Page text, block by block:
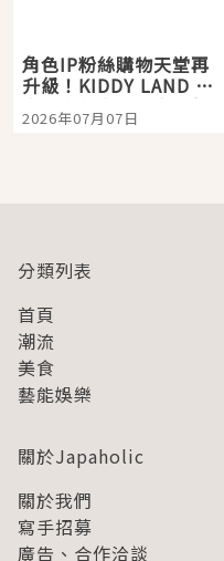
角色IP粉絲購物天堂再
升級！KIDDY LAND 原
宿店吉伊卡哇迎客，新
開幕 OMOKADO 店3分
2026年07月07日
分類列表
首頁
潮流
美食
藝能娛樂
關於Japaholic
關於我們
寫手招募
廣告、合作洽談